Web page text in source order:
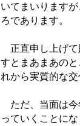
いてまいります
ろであります。
正直申し上げて
すとまあまあの
れから実質的な交
ただ、当面は今
っていくことに